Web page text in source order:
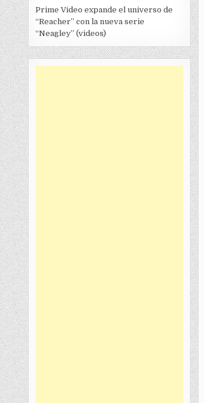
Prime Video expande el universo de
“Reacher” con la nueva serie
“Neagley” (videos)